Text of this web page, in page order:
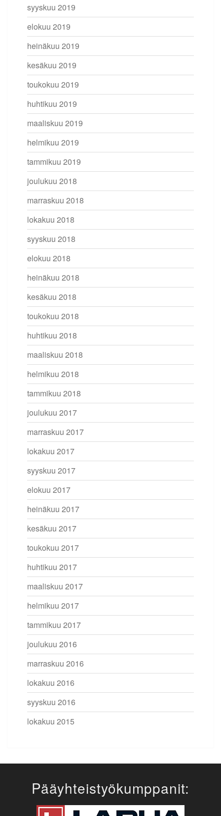
syyskuu 2019
elokuu 2019
heinäkuu 2019
kesäkuu 2019
toukokuu 2019
huhtikuu 2019
maaliskuu 2019
helmikuu 2019
tammikuu 2019
joulukuu 2018
marraskuu 2018
lokakuu 2018
syyskuu 2018
elokuu 2018
heinäkuu 2018
kesäkuu 2018
toukokuu 2018
huhtikuu 2018
maaliskuu 2018
helmikuu 2018
tammikuu 2018
joulukuu 2017
marraskuu 2017
lokakuu 2017
syyskuu 2017
elokuu 2017
heinäkuu 2017
kesäkuu 2017
toukokuu 2017
huhtikuu 2017
maaliskuu 2017
helmikuu 2017
tammikuu 2017
joulukuu 2016
marraskuu 2016
lokakuu 2016
syyskuu 2016
lokakuu 2015
Pääyhteistyökumppanit: